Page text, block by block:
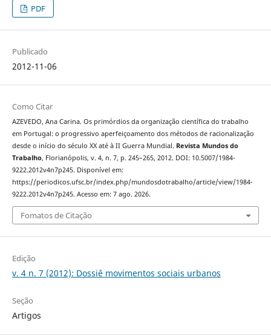
PDF
Publicado
2012-11-06
Como Citar
AZEVEDO, Ana Carina. Os primórdios da organização científica do trabalho
em Portugal: o progressivo aperfeiçoamento dos métodos de racionalização
desde o início do século XX até à II Guerra Mundial. Revista Mundos do
Trabalho, Florianópolis, v. 4, n. 7, p. 245–265, 2012. DOI: 10.5007/1984-
9222.2012v4n7p245. Disponível em:
https://periodicos.ufsc.br/index.php/mundosdotrabalho/article/view/1984-
9222.2012v4n7p245. Acesso em: 7 ago. 2026.
Fomatos de Citação
Edição
v. 4 n. 7 (2012): Dossiê movimentos sociais urbanos
Seção
Artigos